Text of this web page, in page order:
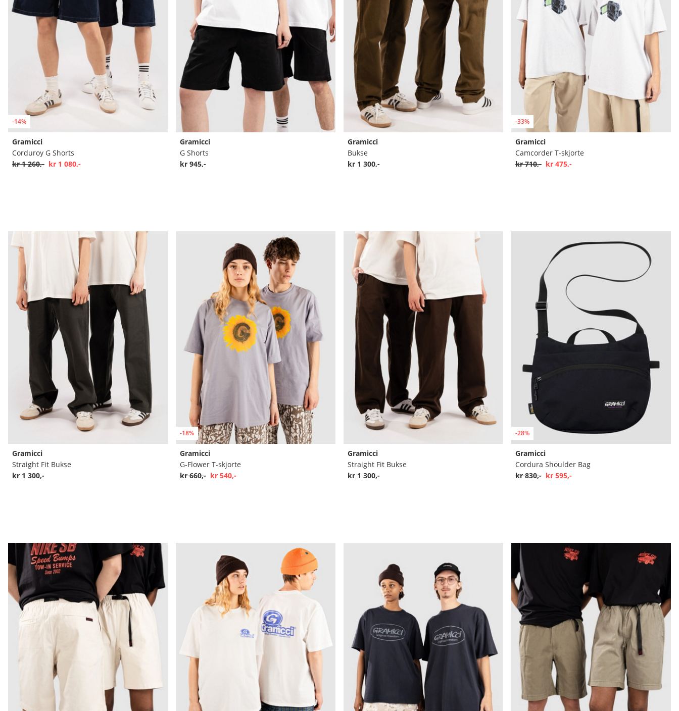
-14%
Gramicci
Corduroy G Shorts
kr 1 260,- kr 1 080,-
Gramicci
G Shorts
kr 945,-
Gramicci
Bukse
kr 1 300,-
-33%
Gramicci
Camcorder T-skjorte
kr 710,- kr 475,-
Gramicci
Straight Fit Bukse
kr 1 300,-
-18%
Gramicci
G-Flower T-skjorte
kr 660,- kr 540,-
Gramicci
Straight Fit Bukse
kr 1 300,-
-28%
Gramicci
Cordura Shoulder Bag
kr 830,- kr 595,-